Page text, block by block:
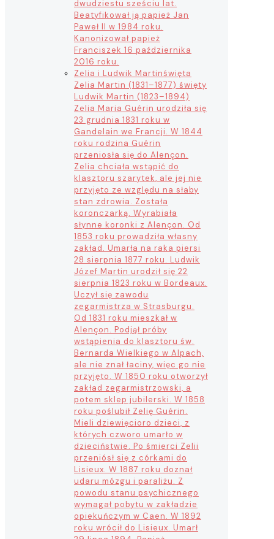
dwudziestu sześciu lat.
Beatyfikował ją papież Jan
Paweł II w 1984 roku.
Kanonizował papież
Franciszek 16 października
2016 roku.
Zelia i Ludwik Martinświęta
Zelia Martin (1831–1877) święty
Ludwik Martin (1823–1894)
Zelia Maria Guérin urodziła się
23 grudnia 1831 roku w
Gandelain we Francji. W 1844
roku rodzina Guérin
przeniosła się do Alençon.
Zelia chciała wstąpić do
klasztoru szarytek, ale jej nie
przyjęto ze względu na słaby
stan zdrowia. Została
koronczarką. Wyrabiała
słynne koronki z Alençon. Od
1853 roku prowadziła własny
zakład. Umarła na raka piersi
28 sierpnia 1877 roku. Ludwik
Józef Martin urodził się 22
sierpnia 1823 roku w Bordeaux.
Uczył się zawodu
zegarmistrza w Strasburgu.
Od 1831 roku mieszkał w
Alençon. Podjął próby
wstąpienia do klasztoru św.
Bernarda Wielkiego w Alpach,
ale nie znał łaciny, więc go nie
przyjęto. W 1850 roku otworzył
zakład zegarmistrzowski, a
potem sklep jubilerski. W 1858
roku poślubił Zelię Guérin.
Mieli dziewięcioro dzieci, z
których czworo umarło w
dzieciństwie. Po śmierci Zelii
przeniósł się z córkami do
Lisieux. W 1887 roku doznał
udaru mózgu i paraliżu. Z
powodu stanu psychicznego
wymagał pobytu w zakładzie
opiekuńczym w Caen. W 1892
roku wrócił do Lisieux. Umarł